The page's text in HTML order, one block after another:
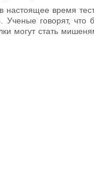
настоящее время
говорят, что
могут стать